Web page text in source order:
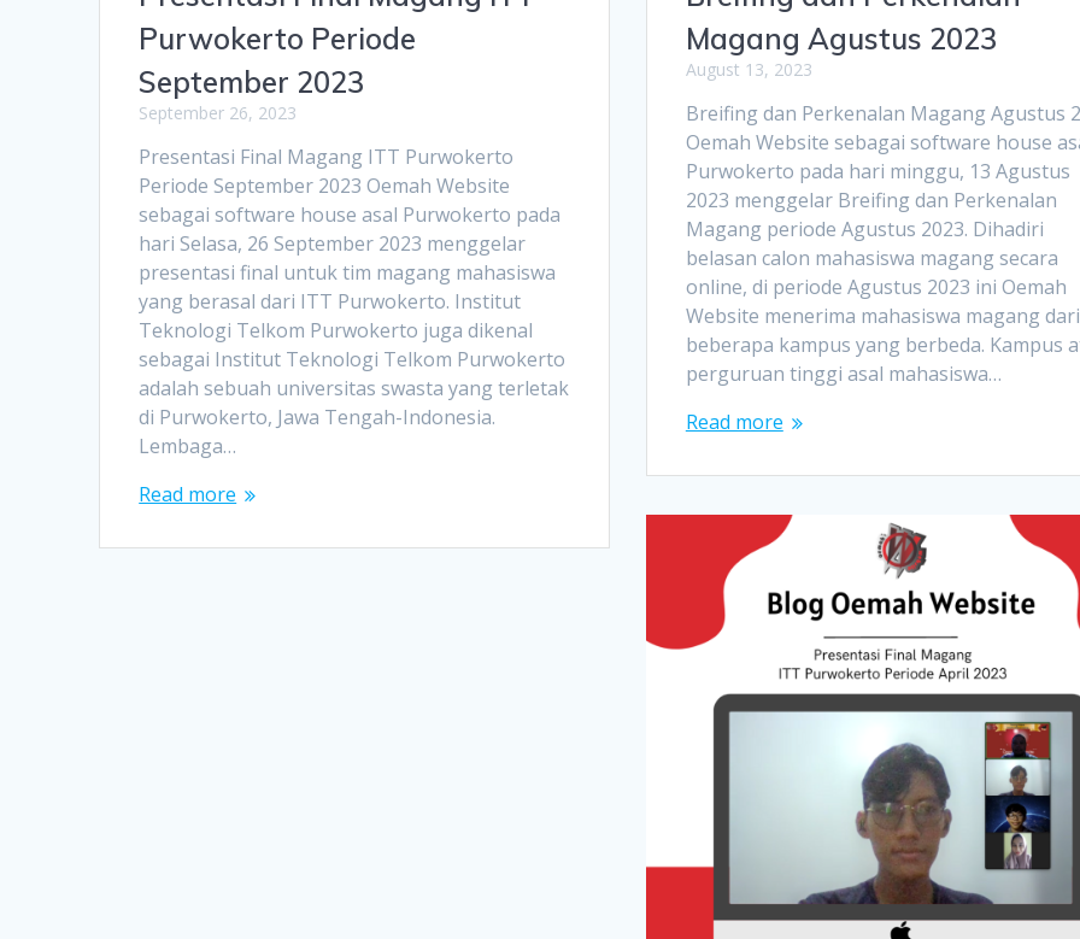
Purwokerto Periode
September 2023
September 26, 2023
Presentasi Final Magang ITT Purwokerto
Periode September 2023 Oemah Website
sebagai software house asal Purwokerto pada
hari Selasa, 26 September 2023 menggelar
presentasi final untuk tim magang mahasiswa
yang berasal dari ITT Purwokerto. Institut
Teknologi Telkom Purwokerto juga dikenal
sebagai Institut Teknologi Telkom Purwokerto
adalah sebuah universitas swasta yang terletak
di Purwokerto, Jawa Tengah-Indonesia.
Lembaga…
Read more
Magang Agustus 2023
August 13, 2023
Breifing dan Perkenalan Magang Agustus
Oemah Website sebagai software house
Purwokerto pada hari minggu, 13 Agustus
2023 menggelar Breifing dan Perkenalan
Magang periode Agustus 2023. Dihadiri
belasan calon mahasiswa magang secara
online, di periode Agustus 2023 ini Oemah
Website menerima mahasiswa magang dari
beberapa kampus yang berbeda. Kampus
perguruan tinggi asal mahasiswa…
Read more